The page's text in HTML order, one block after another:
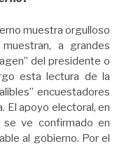
muestra orgulloso
a grandes
del presidente o
esta lectura de la
encuestadores
El apoyo electoral, en
ve confirmado en
al gobierno. Por el